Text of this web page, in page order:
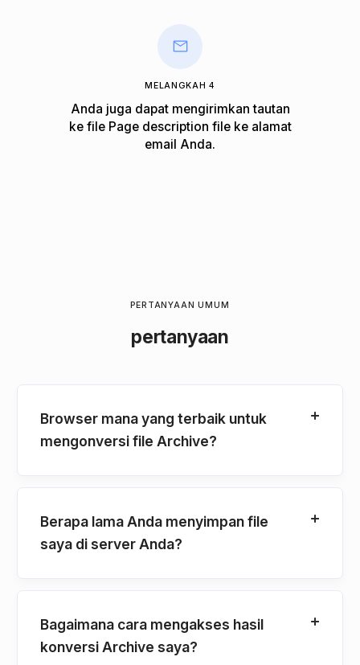
MELANGKAH 4
Anda juga dapat mengirimkan tautan
ke file Page description file ke alamat
email Anda.
PERTANYAAN UMUM
pertanyaan
Browser mana yang terbaik untuk
mengonversi file Archive?
Berapa lama Anda menyimpan file
saya di server Anda?
Bagaimana cara mengakses hasil
konversi Archive saya?